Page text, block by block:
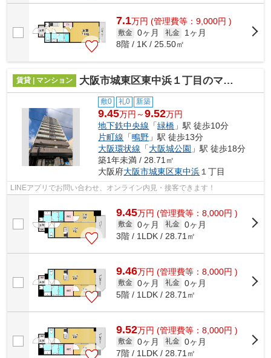
7.1万円 (管理費等：9,000円 )
敷金 0ヶ月 礼金
1ヶ月
8階 / 1K / 25.50㎡
賃貸 | マンション 大阪市城東区東中浜１丁目のマンション
敷0 礼0 新築
9.45万円～9.52万円
地下鉄中央線 「緑橋 」駅 徒歩10分
片町線 「鴫野 」駅 徒歩13分
大阪環状線 「大阪城公園 」駅 徒歩18分
築1年未満 / 28.71㎡
大阪府大阪市城東区東中浜１丁目
LINEアプリでお問い合わせ、オンライン内見・接客できます！
9.45万円 (管理費等：8,000円 )
敷金 0ヶ月 礼金 0ヶ月
3階 / 1LDK / 28.71㎡
9.46万円 (管理費等：8,000円 )
敷金 0ヶ月 礼金 0ヶ月
5階 / 1LDK / 28.71㎡
9.52万円 (管理費等：8,000円 )
敷金 0ヶ月 礼金 0ヶ月
7階 / 1LDK / 28.71㎡